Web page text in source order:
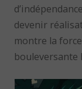
devenir
montre la